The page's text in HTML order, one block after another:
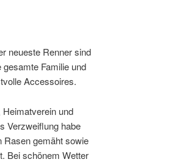
neueste Renner sind
Familie und
Accessoires.
und
Verzweiflung habe
Rasen gemäht sowie
Bei schönem Wetter